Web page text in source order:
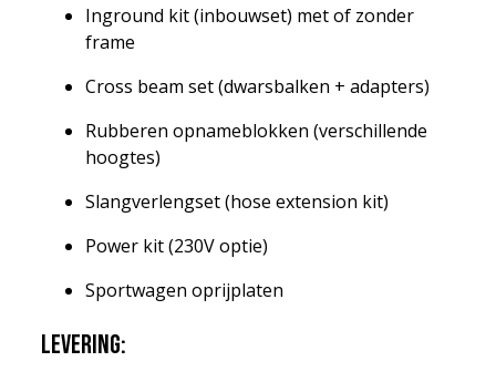
Inground kit (inbouwset) met of zonder
frame
Cross beam set (dwarsbalken + adapters)
Rubberen opnameblokken (verschillende
hoogtes)
Slangverlengset (hose extension kit)
Power kit (230V optie)
Sportwagen oprijplaten
Levering: